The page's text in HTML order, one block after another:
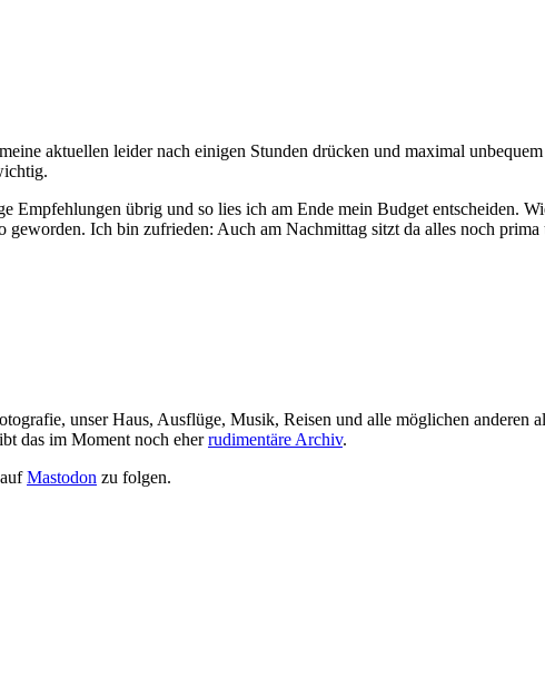
aktuellen leider nach einigen Stunden drücken und maximal
übrig und so lies ich am Ende mein Budget entscheiden.
Ich bin zufrieden: Auch am Nachmittag sitzt da alles noch
unser Haus, Ausflüge, Musik, Reisen und alle möglichen anderen
das im Moment noch eherrudimentäre Archiv.
Mastodon zu folgen.